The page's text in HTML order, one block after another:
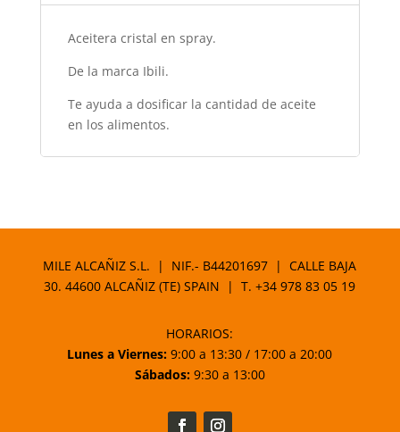
Aceitera cristal en spray.
De la marca Ibili.
Te ayuda a dosificar la cantidad de aceite
en los alimentos.
MILE ALCAÑIZ S.L. | NIF.- B44201697 | CALLE BAJA
30. 44600 ALCAÑIZ (TE) SPAIN | T.+34 978 83 05 19
HORARIOS:
Lunes a Viernes: 9:00 a 13:30 / 17:00 a 20:00
Sábados:9:30 a 13:00